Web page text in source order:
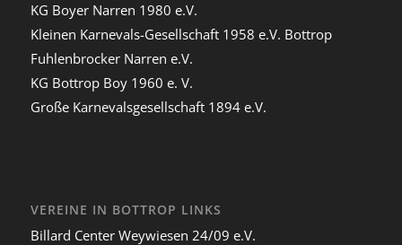
KG Boyer Narren 1980 e.V.
Kleinen Karnevals-Gesellschaft 1958 e.V. Bottrop
Fuhlenbrocker Narren e.V.
KG Bottrop Boy 1960 e. V.
Große Karnevalsgesellschaft 1894 e.V.
VEREINE IN BOTTROP LINKS
Billard Center Weywiesen 24/09 e.V.